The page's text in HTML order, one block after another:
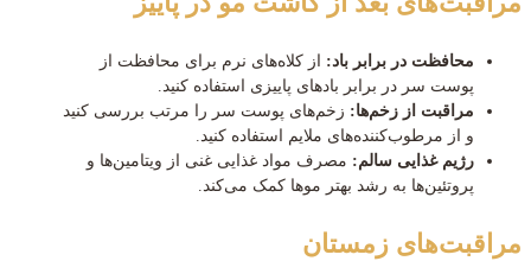
محافظت در برابر باد: از کلاه‌های نرم برای محافظت از
پوست سر در برابر بادهای پاییزی استفاده کنید.
مراقبت از زخم‌ها: زخم‌های پوست سر را مرتب بررسی کنید
و از مرطوب‌کننده‌های ملایم استفاده کنید.
رژیم غذایی سالم: مصرف مواد غذایی غنی از ویتامین‌ها و
پروتئین‌ها به رشد بهتر موها کمک می‌کند.
مراقبت‌های زمستان